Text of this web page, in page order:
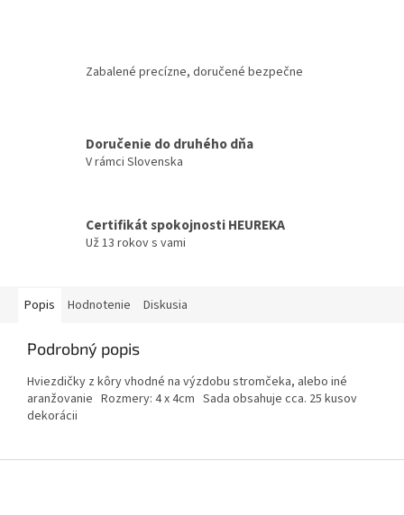
Zabalené precízne, doručené bezpečne
Doručenie do druhého dňa
V rámci Slovenska
Certifikát spokojnosti HEUREKA
Už 13 rokov s vami
Popis Hodnotenie Diskusia
Podrobný popis
Hviezdičky z kôry vhodné na výzdobu stromčeka, alebo iné
aranžovanie Rozmery: 4 x 4cm Sada obsahuje cca. 25 kusov
dekorácii